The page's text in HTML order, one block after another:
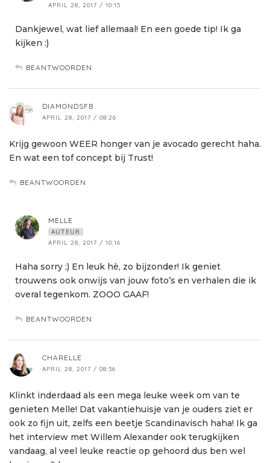
APRIL 28, 2017 / 10:15
Dankjewel, wat lief allemaal! En een goede tip! Ik ga
kijken :)
BEANTWOORDEN
DIAMONDSFB
APRIL 28, 2017 / 08:26
Krijg gewoon WEER honger van je avocado gerecht haha.
En wat een tof concept bij Trust!
BEANTWOORDEN
MELLE
AUTEUR
APRIL 28, 2017 / 10:16
Haha sorry ;) En leuk hè, zo bijzonder! Ik geniet
trouwens ook onwijs van jouw foto’s en verhalen die ik
overal tegenkom. ZOOO GAAF!
BEANTWOORDEN
CHARELLE
APRIL 28, 2017 / 08:36
Klinkt inderdaad als een mega leuke week om van te
genieten Melle! Dat vakantiehuisje van je ouders ziet er
ook zo fijn uit, zelfs een beetje Scandinavisch haha! Ik ga
het interview met Willem Alexander ook terugkijken
vandaag, al veel leuke reactie op gehoord dus ben wel